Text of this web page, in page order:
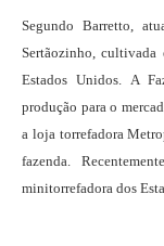
Segundo Barretto,
Sertãozinho, cultivada
Estados Unidos. A
produção para o
a loja torrefadora
fazenda.
minitorrefadora dos